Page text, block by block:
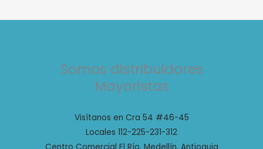
Somos distribuidores
Mayoristas
Visítanos en Cra 54 #46-45
Locales 112-225-231-312